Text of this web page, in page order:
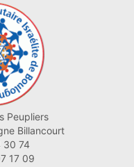
Peupliers
Billancourt
30 74
17 09